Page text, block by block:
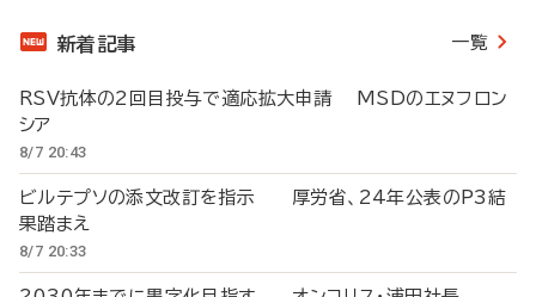
新着記事 一覧
RSV抗体の2回目投与で適応拡大申請 MSDのエヌフロン
シア
8/7 20:43
ビルテプソの添文改訂を指示 厚労省、24年公表のP3結
果踏まえ
8/7 20:33